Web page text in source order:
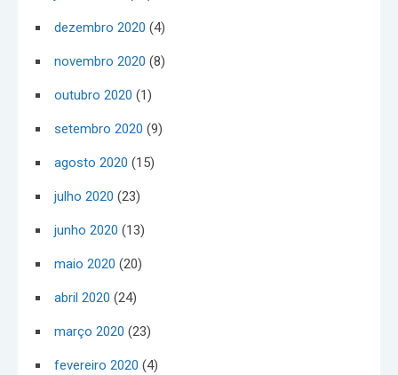
dezembro 2020 (4)
novembro 2020 (8)
outubro 2020 (1)
setembro 2020 (9)
agosto 2020 (15)
julho 2020 (23)
junho 2020 (13)
maio 2020 (20)
abril 2020 (24)
março 2020 (23)
fevereiro 2020 (4)